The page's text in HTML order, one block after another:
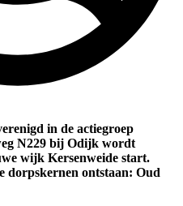
in de actiegroep
N229 bij Odijk wordt
wijk Kersenweide start.
dorpskernen ontstaan: Oud